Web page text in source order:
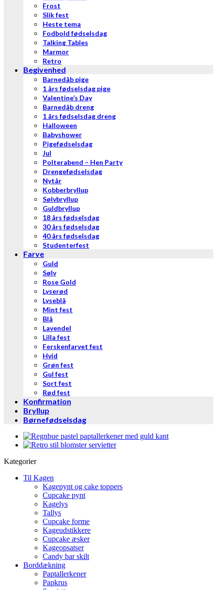
Frost
Slik fest
Heste tema
Fodbold fødselsdag
Talking Tables
Marmor
Retro
Begivenhed
Barnedåb pige
1 års fødselsdag pige
Valentine’s Day
Barnedåb dreng
1 års fødselsdag dreng
Halloween
Babyshower
Pigefødselsdag
Jul
Polterabend – Hen Party
Drengefødselsdag
Nytår
Kobberbryllup
Sølvbryllup
Guldbryllup
18 års fødselsdag
30 års fødselsdag
40 års fødselsdag
Studenterfest
Farve
Guld
Sølv
Rose Gold
Lyserød
Lyseblå
Mint fest
Blå
Lavendel
Lilla fest
Ferskenfarvet fest
Hvid
Grøn fest
Gul fest
Sort fest
Rød fest
Konfirmation
Bryllup
Børnefødselsdag
Kategorier
Til Kagen
Kagepynt og cake toppers
Cupcake pynt
Kagelys
Tallys
Cupcake forme
Kageudstikkere
Cupcake æsker
Kageopsatser
Candy bar skilt
Borddækning
Paptallerkener
Papkrus